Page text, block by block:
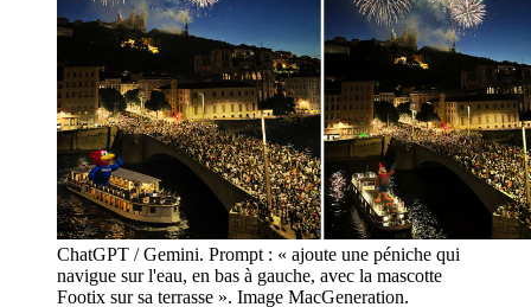
ChatGPT / Gemini. Prompt : « ajoute une péniche qui
navigue sur l'eau, en bas à gauche, avec la mascotte
Footix sur sa terrasse ». Image MacGeneration.